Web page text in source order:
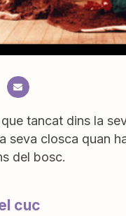
tancat dins la
seva closca quan
del bosc.
cuc